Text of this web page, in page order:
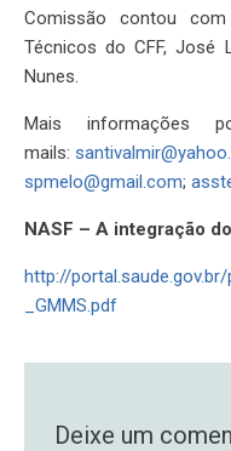
Comissão contou
Técnicos do CFF, José
Nunes.
Mais informações
mails:
spmelo@gmail.com;
NASF – A integração
http://
_GMMS.pdf
Deixe um